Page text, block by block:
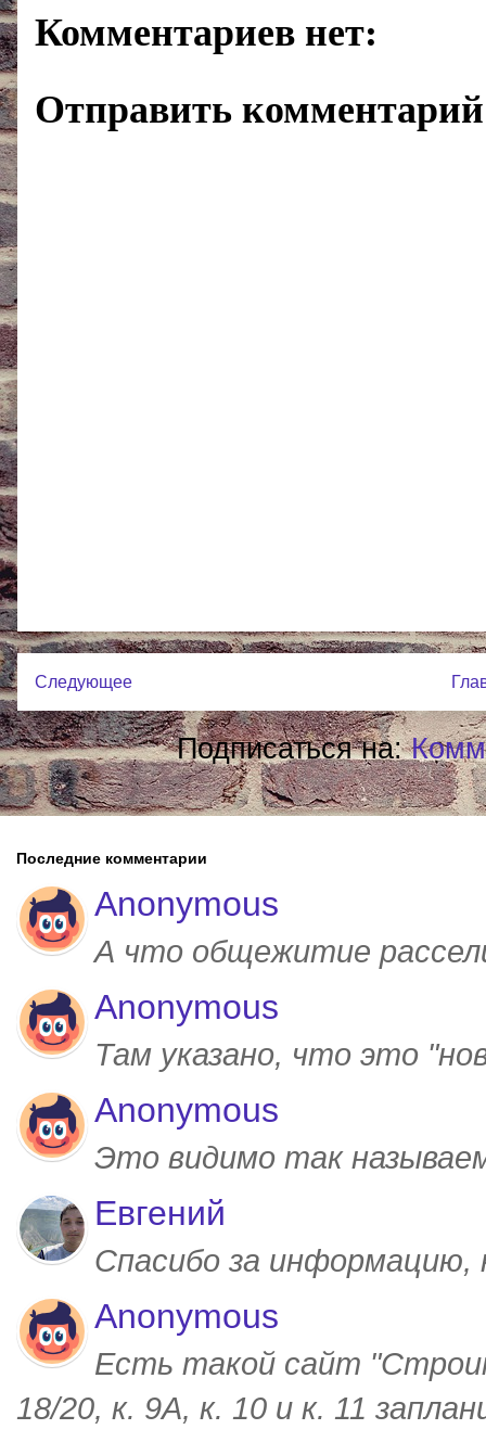
Комментариев нет:
Отправить комментарий
Следующее
Подписаться на:
Последние комментарии
Anonymous
А что общежитие
Anonymous
Там указано, что это
Anonymous
Это видимо так
Евгений
Спасибо за
Anonymous
Есть такой сайт
18/20, к. 9А, к. 10 и к. 11